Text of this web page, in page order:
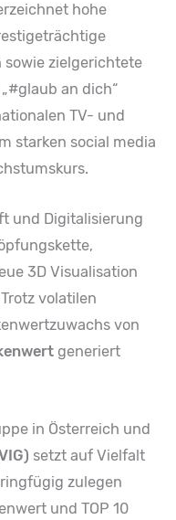
hohe
zielgerichtete
an dich“
TV- und
starken social media
und Digitalisierung
3D Visualisation
volatilen
von
generiert
in Österreich und
setzt auf Vielfalt
zulegen
und TOP 10